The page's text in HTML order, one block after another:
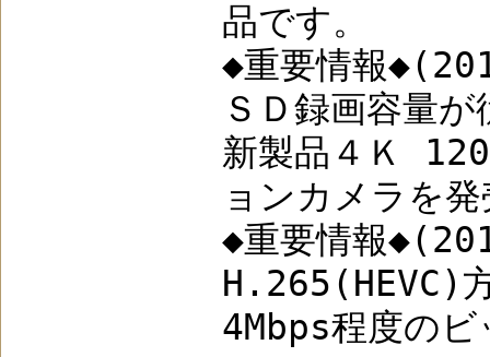
品です。
◆重要情報
ＳＤ録画容量
新製品４Ｋ
ョンカメラを
◆重要情報
H.265(HEVC)
4Mbps程度の